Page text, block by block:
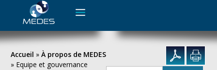
Rechercher :
Accueil »À propos de MEDES
» Equipe et gouvernance